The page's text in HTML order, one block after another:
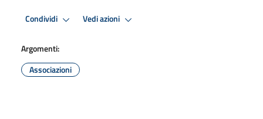
Condividi Vedi azioni
Argomenti:
Associazioni